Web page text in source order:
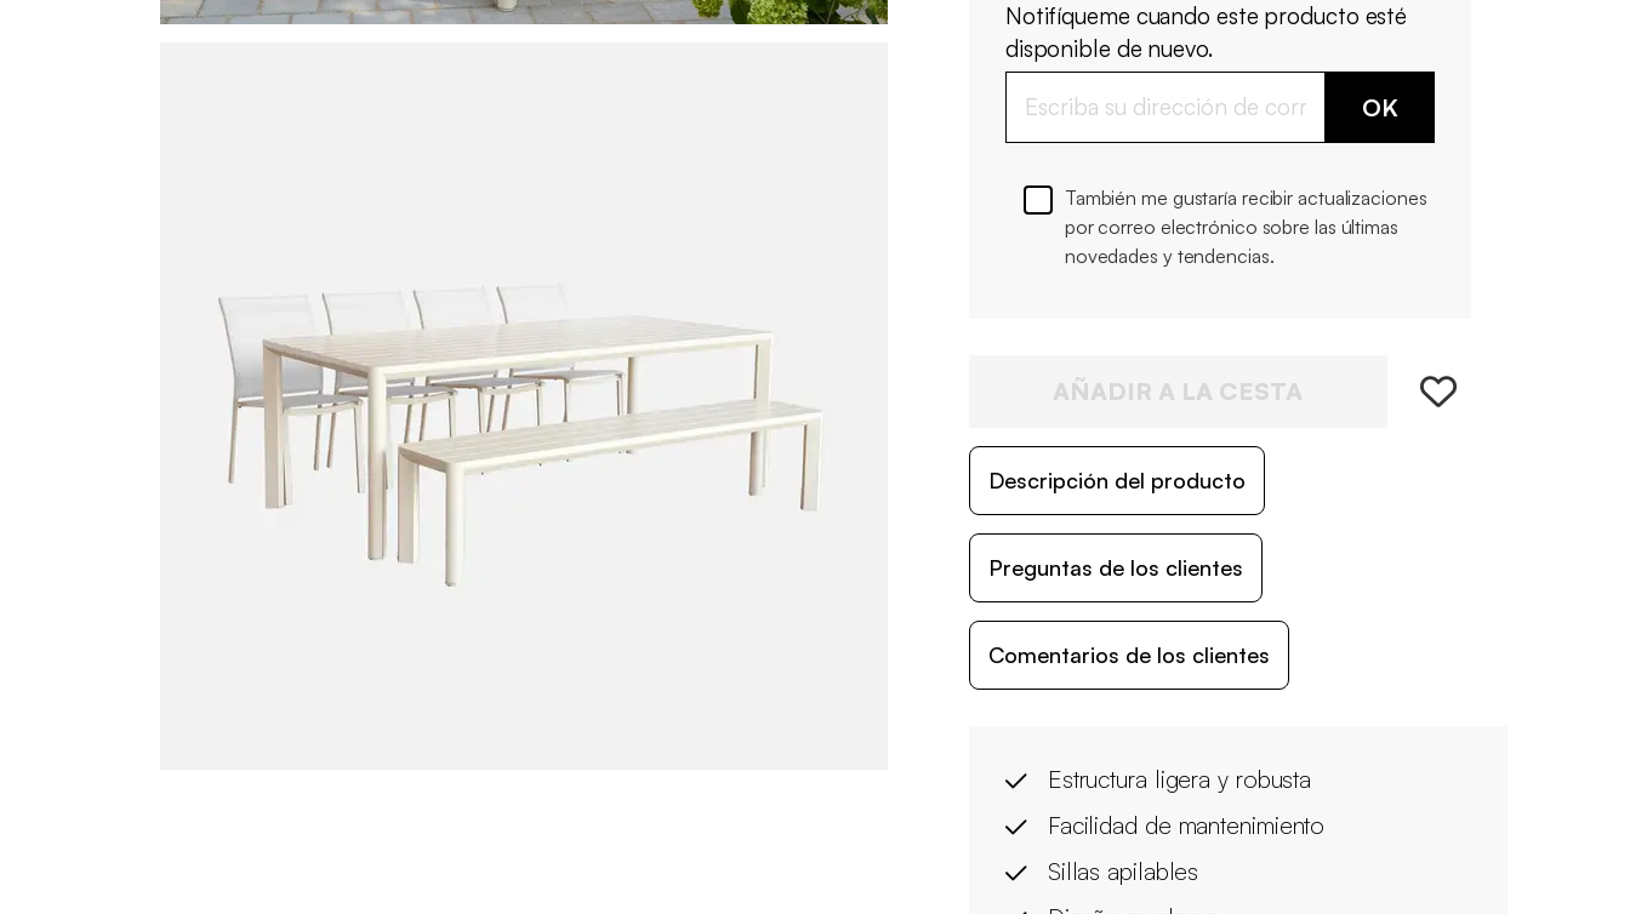
Notifíqueme cuando este producto esté
disponible de nuevo.
OK
También me gustaría recibir actualizaciones
por correo electrónico sobre las últimas
novedades y tendencias.
AÑADIR A LA CESTA
Descripción del producto
Preguntas de los clientes
Comentarios de los clientes
Estructura ligera y robusta
Facilidad de mantenimiento
Sillas apilables